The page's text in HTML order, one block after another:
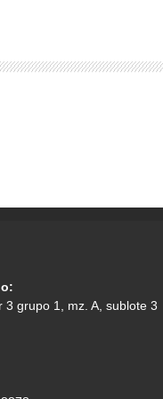
grupo 1, mz. A, sublote 3